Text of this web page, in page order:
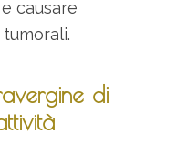
causare
di